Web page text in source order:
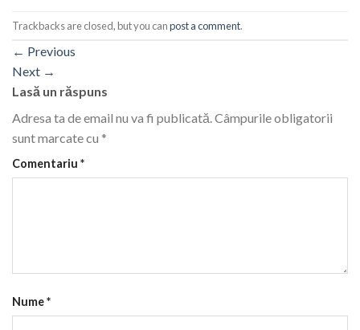
Trackbacks are closed, but you canpost a comment.
← Previous
Next →
Lasă un răspuns
Adresa ta de email nu va fi publicată.Câmpurile obligatorii
sunt marcate cu *
Comentariu *
Nume*